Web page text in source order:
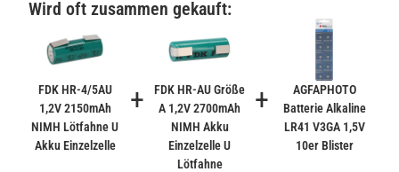
inkl. 19% USt. zzgl.Versand
(Gefahrgut UN3090 Versand
gem. SV188 ADR)
Verbatim Cool'n'Go AirJet Handventilator 4000mAh
Grau Lila
Wird oft zusammen gekauft:
FDK HR-4/5AU
1,2V 2150mAh
NIMH Lötfahne U
Akku Einzelzelle
+
FDK HR-AU Größe
A 1,2V 2700mAh
NIMH Akku
Einzelzelle U
Lötfahne
+
AGFAPHOTO
Batterie Alkaline
LR41 V3GA 1,5V
10er Blister